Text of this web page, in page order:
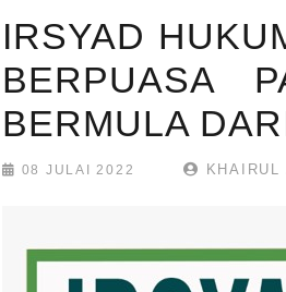
IRSYAD
BERPUASA
BERMULA
08 JULAI 2022